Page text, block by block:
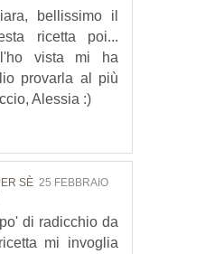
bellissimo il
ricetta poi...
vista mi ha
provarla al più
Alessia :)
SÈ 25 FEBBRAIO
di radicchio da
mi invoglia